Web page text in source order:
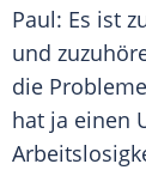
Paul: Es ist
und
die
hat ja einen